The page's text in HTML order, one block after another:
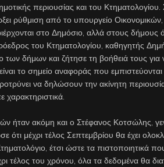
περιουσίας και του
ρύθμιση από το υπουργείο
στο Δημόσιο, αλλά στους
του Κτηματολογίου, καθηγητής
των δήμων και ζήτησε τη βοήθειά τους
το σημείο αναφοράς που εμπιστεύονται
να δηλώσουν την ακίνητη
χαρακτηριστικά.
ήταν ακόμη και ο Στέφανος Κοτσώλης,
ότι μέχρι τέλος Σεπτεμβρίου θα έχει
έτσι ώστε τα πιστοποιητικά
τέλος του χρόνου, όλα τα δεδομένα θα